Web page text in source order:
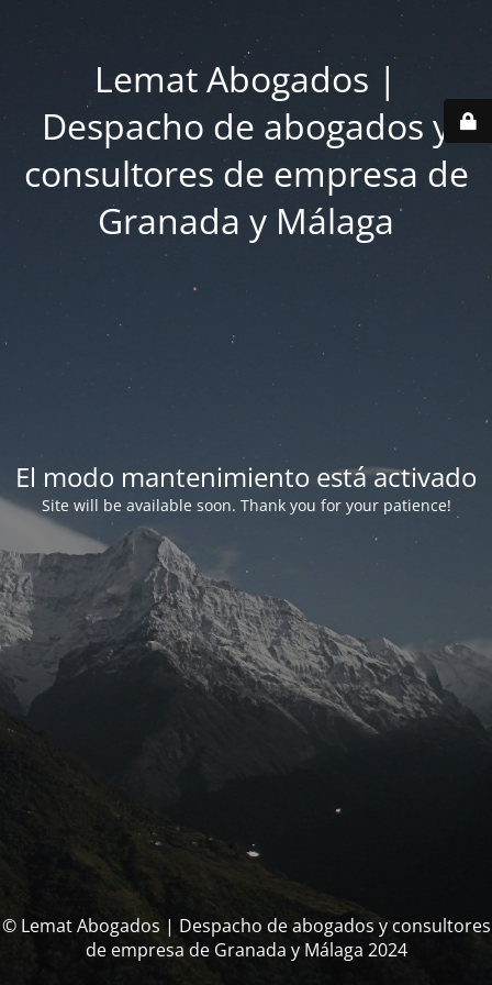
Lemat Abogados |
Despacho de abogados y
consultores de empresa de
Granada y Málaga
El modo mantenimiento está activado
Site will be available soon. Thank you for your patience!
© Lemat Abogados | Despacho de abogados y consultores
de empresa de Granada y Málaga 2024